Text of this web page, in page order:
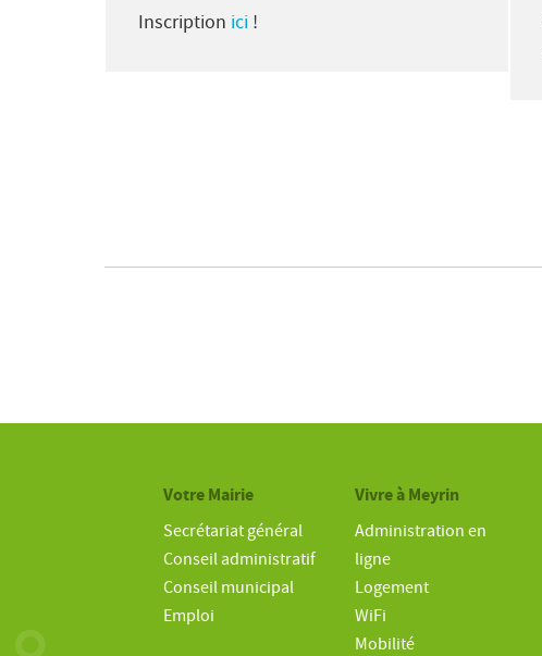
Inscription ici !
Votre Mairie
Secrétariat général
Conseil administratif
Conseil municipal
Emploi
Vivre à Meyrin
Administration en
ligne
Logement
WiFi
Mobilité